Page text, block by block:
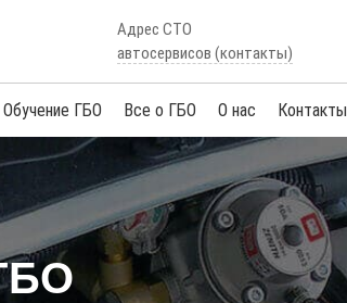
Адрес СТО
автосервисов (контакты)
Обучение ГБО Все о ГБО О нас Контакты